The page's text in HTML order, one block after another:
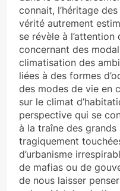
connait, l’héritage
vérité autrement
se révèle à
concernant des
climatisation des
liées à des formes
des modes de vie en
sur le climat
perspective qui se
à la traîne des
tragiquement
d’urbanisme
de mafias ou de
de nous laisser